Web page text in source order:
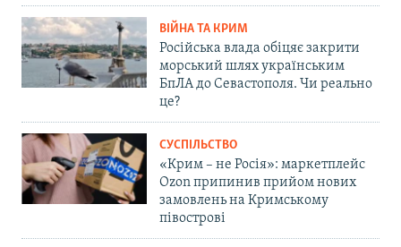
ВІЙНА ТА КРИМ
Російська влада обіцяє закрити
морський шлях українським
БпЛА до Севастополя. Чи реально
це?
СУСПІЛЬСТВО
«Крим – не Росія»: маркетплейс
Ozon припинив прийом нових
замовлень на Кримському
півострові